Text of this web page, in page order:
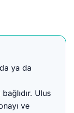
ya da
Ulus
ve